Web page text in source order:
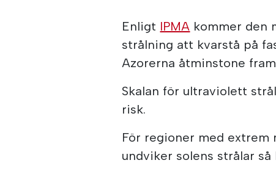
Enligt IPMA kommer den
strålning att kvarstå på
Azorerna åtminstone
Skalan för ultraviolett
risk.
För regioner med
undviker solens strålar